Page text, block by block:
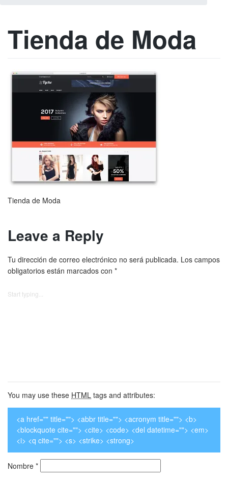
Tienda de Moda
Tienda de Moda
Leave a Reply
Tu dirección de correo electrónico no será publicada. Los campos
obligatorios están marcados con *
You may use these HTML tags and attributes:
<a href="" title=""> <abbr title=""> <acronym title=""> <b>
<blockquote cite=""> <cite> <code> <del datetime=""> <em>
<i> <q cite=""> <s> <strike> <strong>
Nombre *